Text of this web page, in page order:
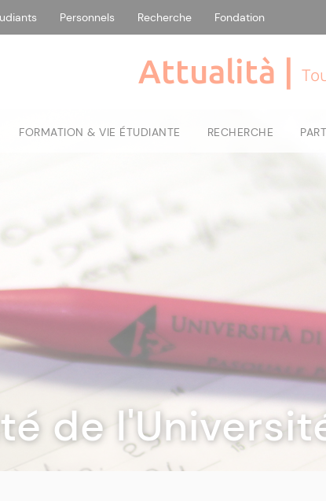
Personnels Recherche Fondation
Attualità |
FORMATION & VIE ÉTUDIANTE RECHERCHE
de